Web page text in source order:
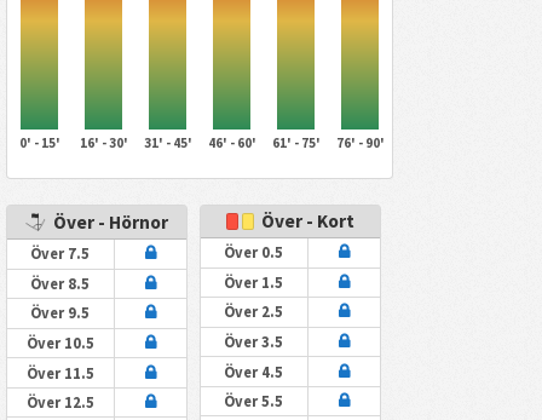
0' - 15' 16' - 30' 31' - 45' 46' - 60' 61' - 75' 76' - 90'
Över - Hörnor
Över 7.5
Över 8.5
Över 9.5
Över 10.5
Över 11.5
Över 12.5
Över - Kort
Över 0.5
Över 1.5
Över 2.5
Över 3.5
Över 4.5
Över 5.5